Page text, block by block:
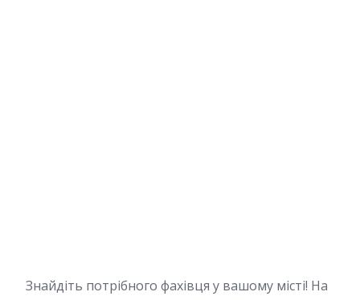
Знайдіть потрібного фахівця у вашому місті! На